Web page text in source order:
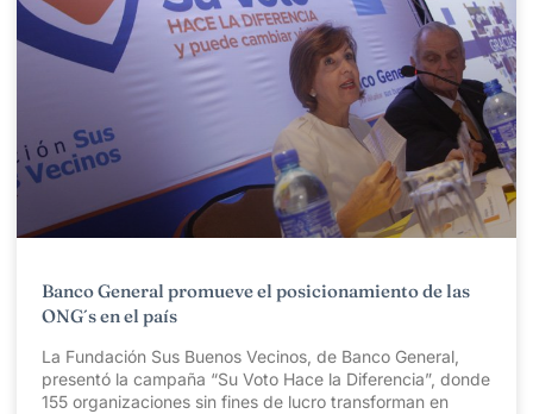
Banco General promueve el posicionamiento de las
ONG´s en el país
La Fundación Sus Buenos Vecinos, de Banco General,
presentó la campaña “Su Voto Hace la Diferencia”, donde
155 organizaciones sin fines de lucro transforman en